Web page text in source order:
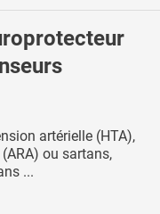
artérielle (HTA),
ou sartans,
...